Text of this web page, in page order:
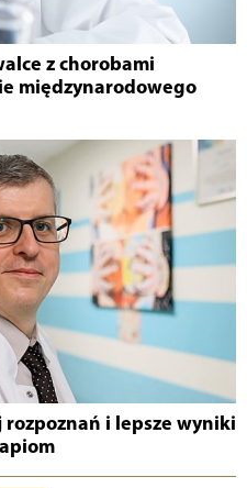
z chorobami
międzynarodowego
rozpoznań i lepsze wyniki